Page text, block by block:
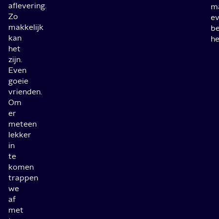
aflevering.
Zo
makkelijk
kan
het
zijn.
Even
goeie
vrienden.
Om
er
meteen
lekker
in
te
komen
trappen
we
af
met